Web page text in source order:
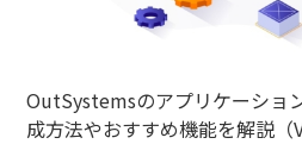
OutSystemsのアプリケーショ
成方法やおすすめ機能を解説（